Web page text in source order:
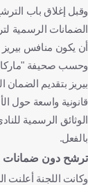
وقبل إغلاق باب
الضمانات الرسمية
أن يكون منافس
وحسب صحيفة "ماركا"،
بيريز بتقديم الضمان
قانونية واسعة حول
الوثائق الرسمية
بالفعل.
ترشح دون ضمانات
وكانت اللجنة أعلنت